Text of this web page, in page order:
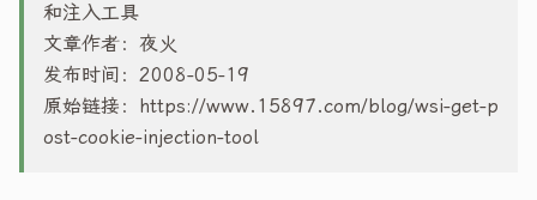
和注入工具
文章作者：夜火
发布时间：2008-05-19
原始链接： https://www.15897.com/blog/wsi-get-p
ost-cookie-injection-tool